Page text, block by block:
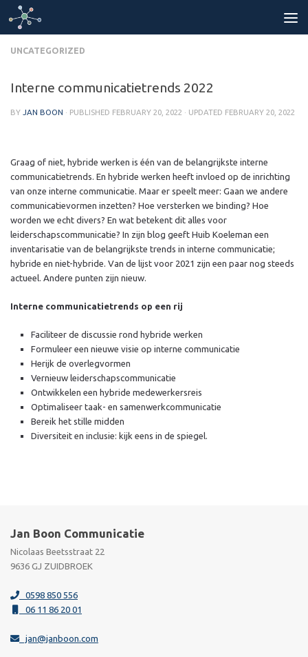
Skip to content
UNCATEGORIZED
Interne communicatietrends 2022
BY JAN BOON · PUBLISHED FEBRUARY 20, 2022 · UPDATED FEBRUARY 20, 2022
Graag of niet, hybride werken is één van de belangrijkste interne
communicatietrends. En hybride werken heeft invloed op de inrichting
van onze interne communicatie. Maar er speelt meer: Gaan we andere
communicatievormen inzetten? Hoe versterken we binding? Hoe
worden we echt divers? En wat betekent dit alles voor
leiderschapscommunicatie? In zijn blog geeft Huib Koeleman een
inventarisatie van de belangrijkste trends in interne communicatie;
hybride en niet-hybride. Van de lijst voor 2021 zijn een paar nog steeds
actueel. Andere punten zijn nieuw.
Interne communicatietrends op een rij
Faciliteer de discussie rond hybride werken
Formuleer een nieuwe visie op interne communicatie
Herijk de overlegvormen
Vernieuw leiderschapscommunicatie
Ontwikkelen een hybride medewerkersreis
Optimaliseer taak- en samenwerkcommunicatie
Bereik het stille midden
Diversiteit en inclusie: kijk eens in de spiegel.
Jan Boon Communicatie
Nicolaas Beetsstraat 22
9636 GJ ZUIDBROEK
0598 850 556
06 11 86 20 01
jan@janboon.com